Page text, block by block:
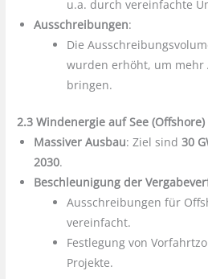
u.a. durch vereinfachte
Ausschreibungen:
Die
wurden erhöht, um mehr
bringen.
2.3 Windenergie auf See (Offshore)
Massiver Ausbau: Ziel sind 30
2030.
Beschleunigung der
Ausschreibungen für
vereinfacht.
Festlegung von
Projekte.